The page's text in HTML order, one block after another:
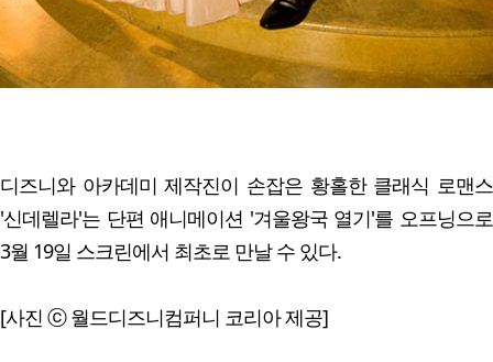
디즈니와 아카데미 제작진이 손잡은 황홀한 클래식 로맨스
'신데렐라'는 단편 애니메이션 '겨울왕국 열기'를 오프닝으로
3월 19일 스크린에서 최초로 만날 수 있다.
[사진 ⓒ 월드디즈니컴퍼니 코리아 제공]